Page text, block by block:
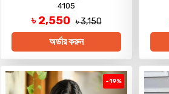
4105
৳ 2,550 ৳ 3,150
অর্ডার করুন
-19%